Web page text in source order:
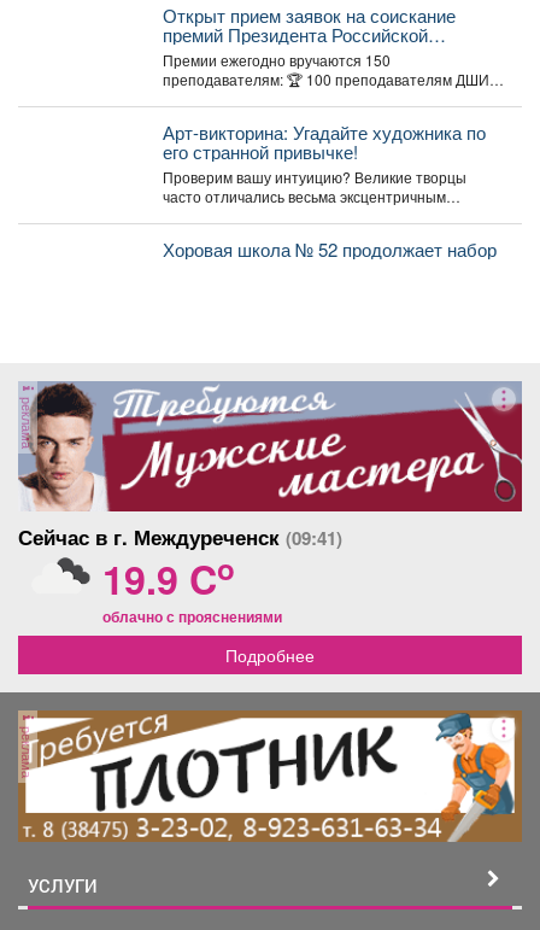
Открыт прием заявок на соискание
премий Президента Российской
Федерации для преподавателей в
области музыкального искусства в 2026
году.
Премии ежегодно вручаются 150
преподавателям: 🏆 100 преподавателям ДШИ
Арт-викторина: Угадайте художника по
его странной привычке!
Проверим вашу интуицию? Великие творцы
часто отличались весьма эксцентричным
Хоровая школа № 52 продолжает набор
реклама
Сейчас в г. Междуреченск (09:41)
19.9 Co
облачно с прояснениями
Подробнее
реклама
УСЛУГИ